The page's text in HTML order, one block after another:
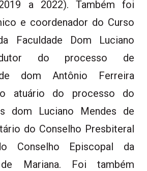
a 2022). Também foi
e coordenador do Curso
Faculdade Dom Luciano
do processo de
dom Antônio Ferreira
atuário do processo do
dom Luciano Mendes de
do Conselho Presbiteral
Conselho Episcopal da
de Mariana. Foi também